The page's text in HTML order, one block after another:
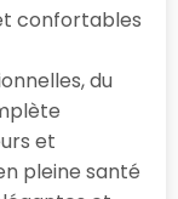
confortables
du
et
pleine santé